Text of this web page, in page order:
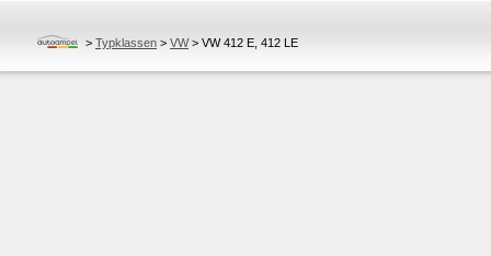
> Typklassen > VW> VW 412 E, 412 LE